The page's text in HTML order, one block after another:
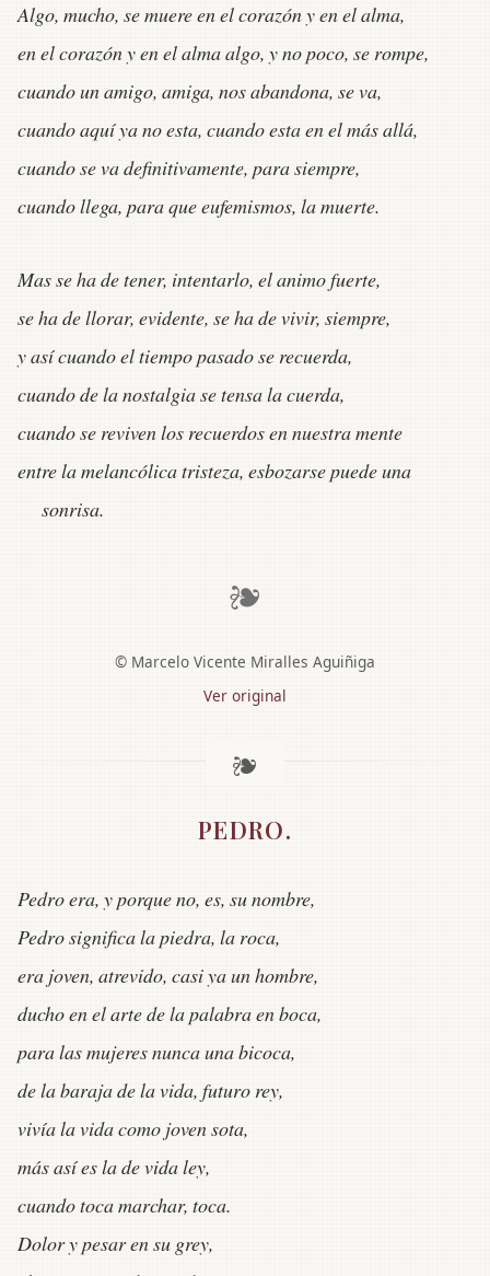
Algo, mucho, se muere en el corazón y en el alma,
en el corazón y en el alma algo, y no poco, se rompe,
cuando un amigo, amiga, nos abandona, se va,
cuando aquí ya no esta, cuando esta en el más allá,
cuando se va definitivamente, para siempre,
cuando llega, para que eufemismos, la muerte.
Mas se ha de tener, intentarlo, el animo fuerte,
se ha de llorar, evidente, se ha de vivir, siempre,
y así cuando el tiempo pasado se recuerda,
cuando de la nostalgia se tensa la cuerda,
cuando se reviven los recuerdos en nuestra mente
entre la melancólica tristeza, esbozarse puede una
sonrisa.
❧
© Marcelo Vicente Miralles Aguiñiga
Ver original
PEDRO.
Pedro era, y porque no, es, su nombre,
Pedro significa la piedra, la roca,
era joven, atrevido, casi ya un hombre,
ducho en el arte de la palabra en boca,
para las mujeres nunca una bicoca,
de la baraja de la vida, futuro rey,
vivía la vida como joven sota,
más así es la de vida ley,
cuando toca marchar, toca.
Dolor y pesar en su grey,